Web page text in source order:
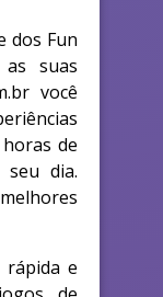
dos Fun
suas
você
de
dia.
rápida e